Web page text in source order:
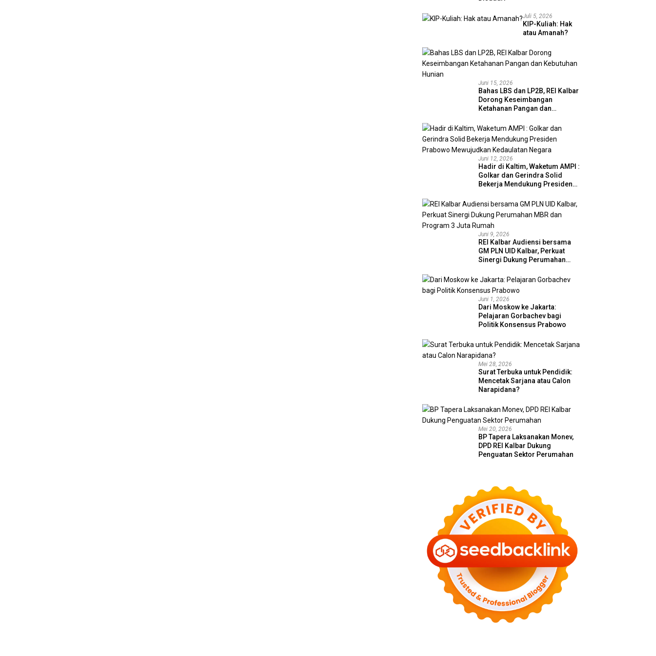
Juli 5, 2026
KIP-Kuliah: Hak
atau Amanah?
Juni 15, 2026
Bahas LBS dan LP2B, REI Kalbar
Dorong Keseimbangan
Ketahanan Pangan dan
Juni 12, 2026
Hadir di Kaltim, Waketum AMPI :
Golkar dan Gerindra Solid
Bekerja Mendukung Presiden
Kedaulatan Negara
Juni 9, 2026
REI Kalbar Audiensi bersama
GM PLN UID Kalbar, Perkuat
Sinergi Dukung Perumahan
Rumah
Juni 1, 2026
Dari Moskow ke Jakarta:
Pelajaran Gorbachev bagi
Politik Konsensus Prabowo
Mei 28, 2026
Surat Terbuka untuk Pendidik:
Mencetak Sarjana atau Calon
Narapidana?
Mei 20, 2026
BP Tapera Laksanakan Monev,
DPD REI Kalbar Dukung
Penguatan Sektor Perumahan